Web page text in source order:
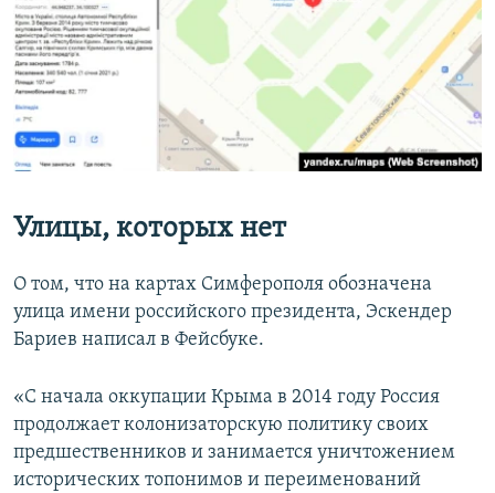
Улицы, которых нет
О том, что на картах Симферополя обозначена
улица имени российского президента, Эскендер
Бариев написал в Фейсбуке.
«С начала оккупации Крыма в 2014 году Россия
продолжает колонизаторскую политику своих
предшественников и занимается уничтожением
исторических топонимов и переименований